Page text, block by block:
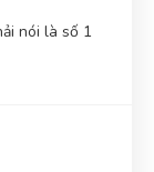
nói là số 1